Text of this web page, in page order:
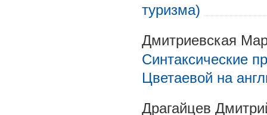
туризма)
Дмитриевская
Синтаксические
Цветаевой на
Драгайцев